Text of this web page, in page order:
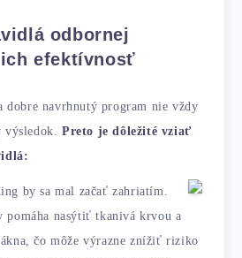
odbornej
efektívnosť
dobre navrhnutý program nie vždy
výsledok.Preto je dôležité vziať
by sa mal začať zahriatím.
pomáha nasýtiť tkanivá krvou a
čo môže výrazne znížiť riziko